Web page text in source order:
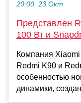
20:00, 23 Окт
Представлен
100 Вт и
Компания
Redmi K90 и
особенностью
динамики,